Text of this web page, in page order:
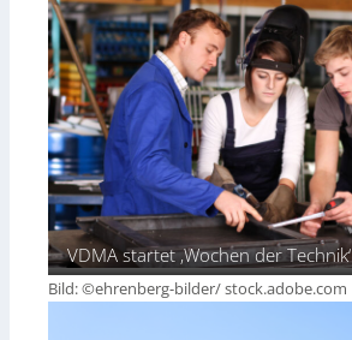
VDMA startet ‚Wochen der Technik‘
Bild: ©ehrenberg-bilder/ stock.adobe.com